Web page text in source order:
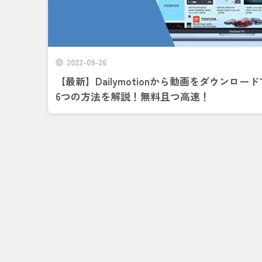
2022-09-26
【最新】Dailymotionから動画をダウンロー
6つの方法を解説！無料且つ高速！